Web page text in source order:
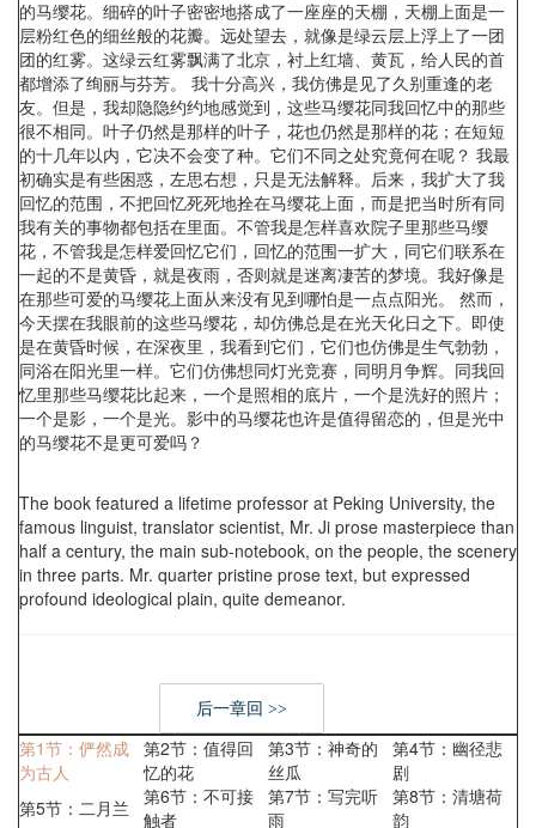
的马缨花。细碎的叶子密密地搭成了一座座的天棚，天棚上面是一
层粉红色的细丝般的花瓣。远处望去，就像是绿云层上浮上了一团
团的红雾。这绿云红雾飘满了北京，衬上红墙、黄瓦，给人民的首
都增添了绚丽与芬芳。 我十分高兴，我仿佛是见了久别重逢的老
友。但是，我却隐隐约约地感觉到，这些马缨花同我回忆中的那些
很不相同。叶子仍然是那样的叶子，花也仍然是那样的花；在短短
的十几年以内，它决不会变了种。它们不同之处究竟何在呢？ 我最
初确实是有些困惑，左思右想，只是无法解释。后来，我扩大了我
回忆的范围，不把回忆死死地拴在马缨花上面，而是把当时所有同
我有关的事物都包括在里面。不管我是怎样喜欢院子里那些马缨
花，不管我是怎样爱回忆它们，回忆的范围一扩大，同它们联系在
一起的不是黄昏，就是夜雨，否则就是迷离凄苦的梦境。我好像是
在那些可爱的马缨花上面从来没有见到哪怕是一点点阳光。 然而，
今天摆在我眼前的这些马缨花，却仿佛总是在光天化日之下。即使
是在黄昏时候，在深夜里，我看到它们，它们也仿佛是生气勃勃，
同浴在阳光里一样。它们仿佛想同灯光竞赛，同明月争辉。同我回
忆里那些马缨花比起来，一个是照相的底片，一个是洗好的照片；
一个是影，一个是光。影中的马缨花也许是值得留恋的，但是光中
的马缨花不是更可爱吗？
The book featured a lifetime professor at Peking University, the
famous linguist, translator scientist, Mr. Ji prose masterpiece than
half a century, the main sub-notebook, on the people, the scenery
in three parts. Mr. quarter pristine prose text, but expressed
profound ideological plain, quite demeanor.
后一章回 >>
第1节：俨然成
为古人
第2节：值得回
忆的花
第3节：神奇的
丝瓜
第4节：幽径悲
剧
第5节：二月兰
第6节：不可接
触者
第7节：写完听
雨
第8节：清塘荷
韵